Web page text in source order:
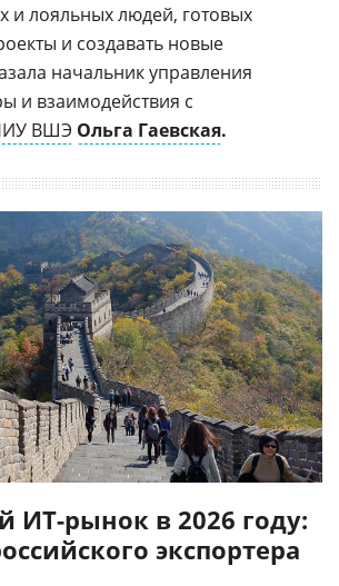
и лояльных людей, готовых
и создавать новые
начальник управления
и взаимодействия с
ВШЭ Ольга Гаевская.
ИТ-рынок в 2026 году:
экспортера